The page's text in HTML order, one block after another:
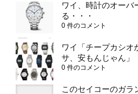
ワイ、時計のオーバ
る・・・
0 件のコメント
ワイ「チープカシオ
サ、安もんじゃん」
0 件のコメント
このセイコーのガラ